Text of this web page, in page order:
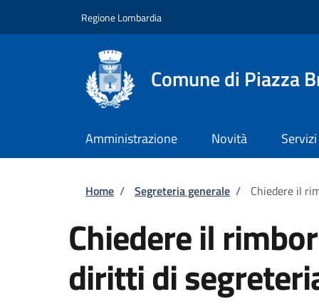
Regione Lombardia
Comune di Piazza
Amministrazione Novità Servizi
Briciole di pane
Home / Segreteria generale / Chiedere il
Chiedere il
diritti di